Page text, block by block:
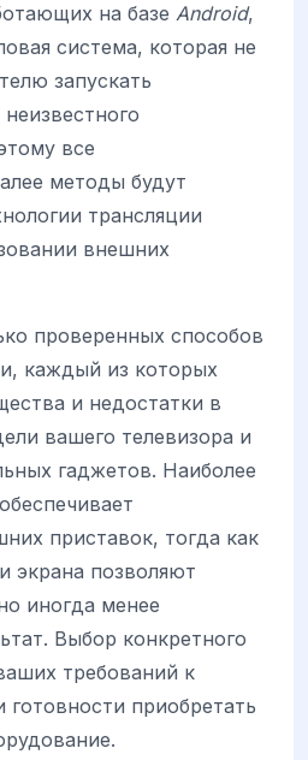
на базе Android,
система, которая не
запускать
все
методы будут
трансляции
внешних
проверенных способов
каждый из которых
и недостатки в
вашего телевизора и
гаджетов. Наиболее
приставок, тогда как
экрана позволяют
иногда менее
Выбор конкретного
требований к
готовности приобретать